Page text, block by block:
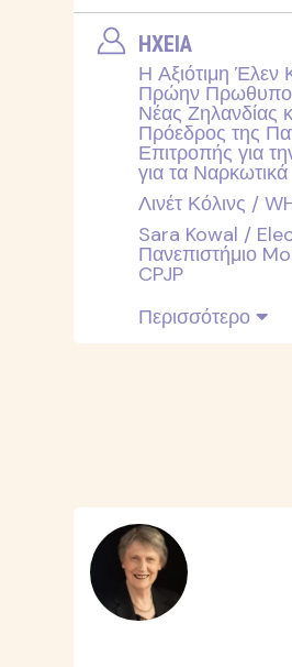
ΗΧΕΙΑ
Η Αξιότιμη Έλεν
Πρώην
Νέας Ζηλανδίας
Πρόεδρος της
Επιτροπής για
για τα Ναρκωτικά
Λινέτ Κόλινς /
Sara Kowal /
Πανεπιστήμιο
CPJP
Περισσότερο